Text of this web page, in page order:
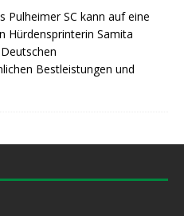
Pulheimer SC kann auf eine
Hürdensprinterin Samita
Bestleistungen und